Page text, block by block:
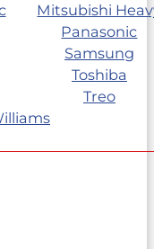
Mitsubishi
Panasonic
Samsung
Toshiba
Treo